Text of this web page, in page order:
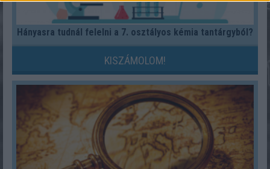
Hányasra tudnál felelni a 7. osztályos kémia tantárgyból?
KISZÁMOLOM!